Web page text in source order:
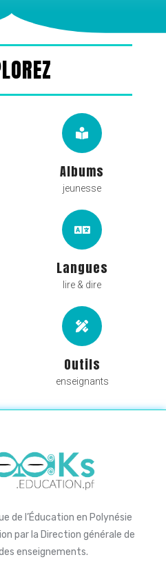
Albums
jeunesse
Langues
lire & dire
Outils
enseignants
de l’Éducation en Polynésie
par la Direction générale de
enseignements.